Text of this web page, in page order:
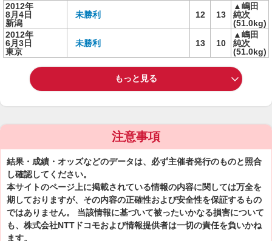
2012年
8月4日
新潟
未勝利 12 13
▲嶋田
純次
(51.0kg)
2012年
6月3日
東京
未勝利 13 10
▲嶋田
純次
(51.0kg)
もっと見る
注意事項
結果・成績・オッズなどのデータは、必ず主催者発行のものと照合
し確認してください。
本サイトのページ上に掲載されている情報の内容に関しては万全を
期しておりますが、その内容の正確性および安全性を保証するもの
ではありません。 当該情報に基づいて被ったいかなる損害について
も、株式会社NTTドコモおよび情報提供者は一切の責任を負いかね
ます。